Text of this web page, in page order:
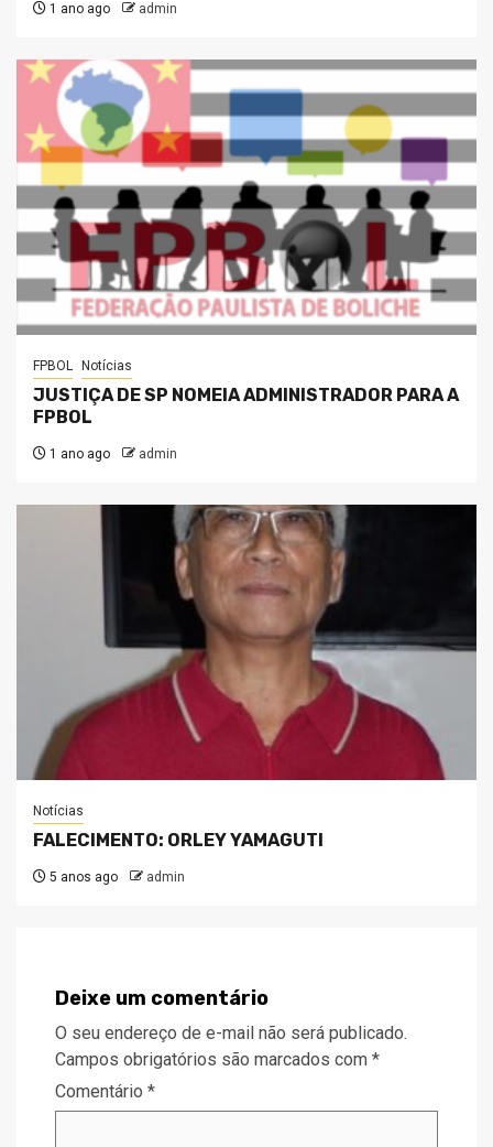
1 ano ago admin
FPBOL Notícias
JUSTIÇA DE SP NOMEIA ADMINISTRADOR PARA A
FPBOL
1 ano ago admin
Notícias
FALECIMENTO: ORLEY YAMAGUTI
5 anos ago admin
Deixe um comentário
O seu endereço de e-mail não será publicado.
Campos obrigatórios são marcados com *
Comentário *